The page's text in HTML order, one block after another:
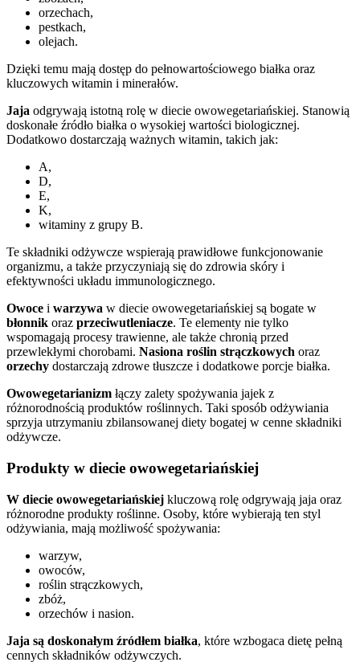
orzechach,
pestkach,
olejach.
Dzięki temu mają dostęp do pełnowartościowego białka oraz
kluczowych witamin i minerałów.
Jaja odgrywają istotną rolę w diecie owowegetariańskiej. Stanowią
doskonałe źródło białka o wysokiej wartości biologicznej.
Dodatkowo dostarczają ważnych witamin, takich jak:
A,
D,
E,
K,
witaminy z grupy B.
Te składniki odżywcze wspierają prawidłowe funkcjonowanie
organizmu, a także przyczyniają się do zdrowia skóry i
efektywności układu immunologicznego.
Owoce i warzywa w diecie owowegetariańskiej są bogate w
błonnik oraz przeciwutleniacze. Te elementy nie tylko
wspomagają procesy trawienne, ale także chronią przed
przewlekłymi chorobami. Nasiona roślin strączkowych oraz
orzechy dostarczają zdrowe tłuszcze i dodatkowe porcje białka.
Owowegetarianizm łączy zalety spożywania jajek z
różnorodnością produktów roślinnych. Taki sposób odżywiania
sprzyja utrzymaniu zbilansowanej diety bogatej w cenne składniki
odżywcze.
Produkty w diecie owowegetariańskiej
W diecie owowegetariańskiej kluczową rolę odgrywają jaja oraz
różnorodne produkty roślinne. Osoby, które wybierają ten styl
odżywiania, mają możliwość spożywania:
warzyw,
owoców,
roślin strączkowych,
zbóż,
orzechów i nasion.
Jaja są doskonałym źródłem białka, które wzbogaca dietę pełną
cennych składników odżywczych.